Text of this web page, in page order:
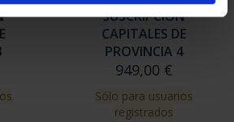
SUSCRIPCIÓN
CAPITALES DE
PROVINCIA 4
949,00 €
Sólo para usuarios
registrados